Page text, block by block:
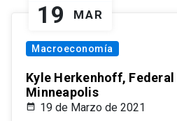
19 MAR
Macroeconomía
Kyle Herkenhoff, Federal
Minneapolis
19 de Marzo de 2021